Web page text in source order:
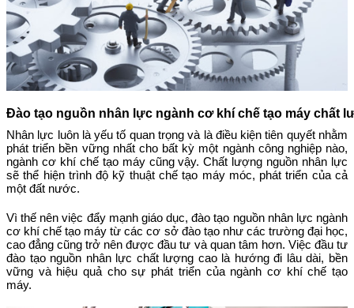
Đào tạo nguồn nhân lực ngành cơ khí chế tạo máy chất
Nhân lực luôn là yếu tố quan trọng và là điều kiện tiên quyết nhằm
phát triển bền vững nhất cho bất kỳ một ngành công nghiệp nào,
ngành cơ khí chế tạo máy cũng vậy. Chất lượng nguồn nhân lực
sẽ thể hiện trình độ kỹ thuật chế tạo máy móc, phát triển của cả
một đất nước.
Vì thế nên việc đẩy mạnh giáo dục, đào tạo nguồn nhân lực ngành
cơ khí chế tạo máy từ các cơ sở đào tạo như các trường đại học,
cao đẳng cũng trở nên được đầu tư và quan tâm hơn. Việc đầu tư
đào tạo nguồn nhân lực chất lượng cao là hướng đi lâu dài, bền
vững và hiệu quả cho sự phát triển của ngành cơ khí chế tạo
máy.